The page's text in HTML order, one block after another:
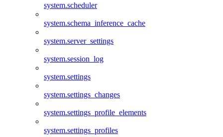
system.scheduler
system.schema_inference_cache
system.server_settings
system.session_log
system.settings
system.settings_changes
system.settings_profile_elements
system.settings_profiles